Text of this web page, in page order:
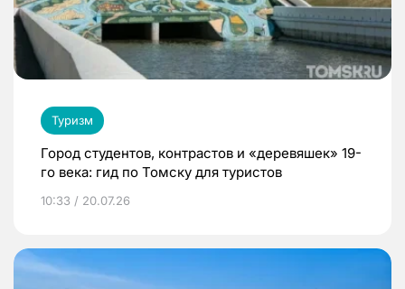
Туризм
Город студентов, контрастов и «деревяшек» 19-
го века: гид по Томску для туристов
10:33 / 20.07.26